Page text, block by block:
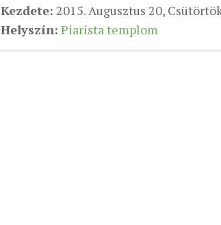
Kezdete: 2015. Augusztus 20,
Helyszín: Piarista templom